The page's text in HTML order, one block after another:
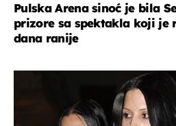
Pulska Arena sinoć je bila
prizore sa spektakla koji je
dana ranije